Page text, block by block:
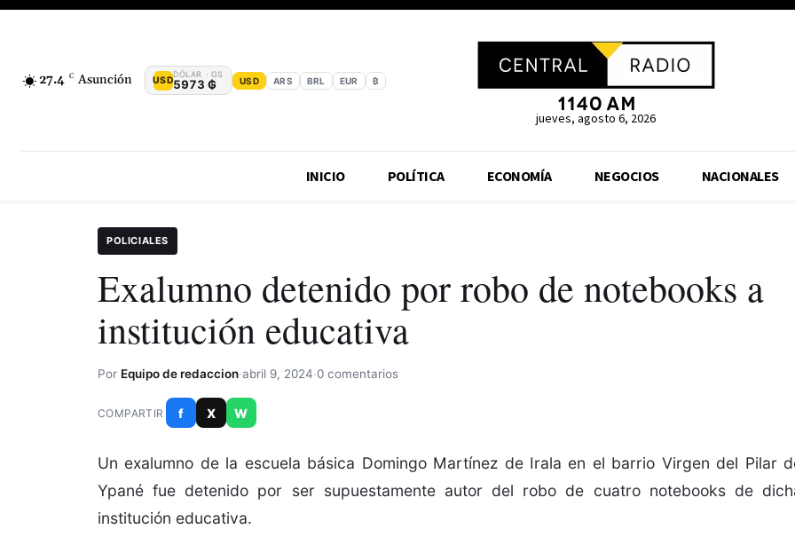
27.4 C Asunción USD
DÓLAR · GS
5973 ₲ USD ARS BRL EUR ₿
jueves, agosto 6, 2026
INICIO POLÍTICA ECONOMÍA NEGOCIOS NACIONALES
POLICIALES
Exalumno detenido por robo de notebooks a
institución educativa
Por Equipo de redaccion·abril 9, 2024·0 comentarios
COMPARTIR f X W
Un exalumno de la escuela básica Domingo Martínez de Irala en el barrio Virgen del Pilar
Ypané fue detenido por ser supuestamente autor del robo de cuatro notebooks de
institución educativa.